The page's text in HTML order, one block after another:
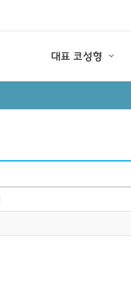
대표 코성형